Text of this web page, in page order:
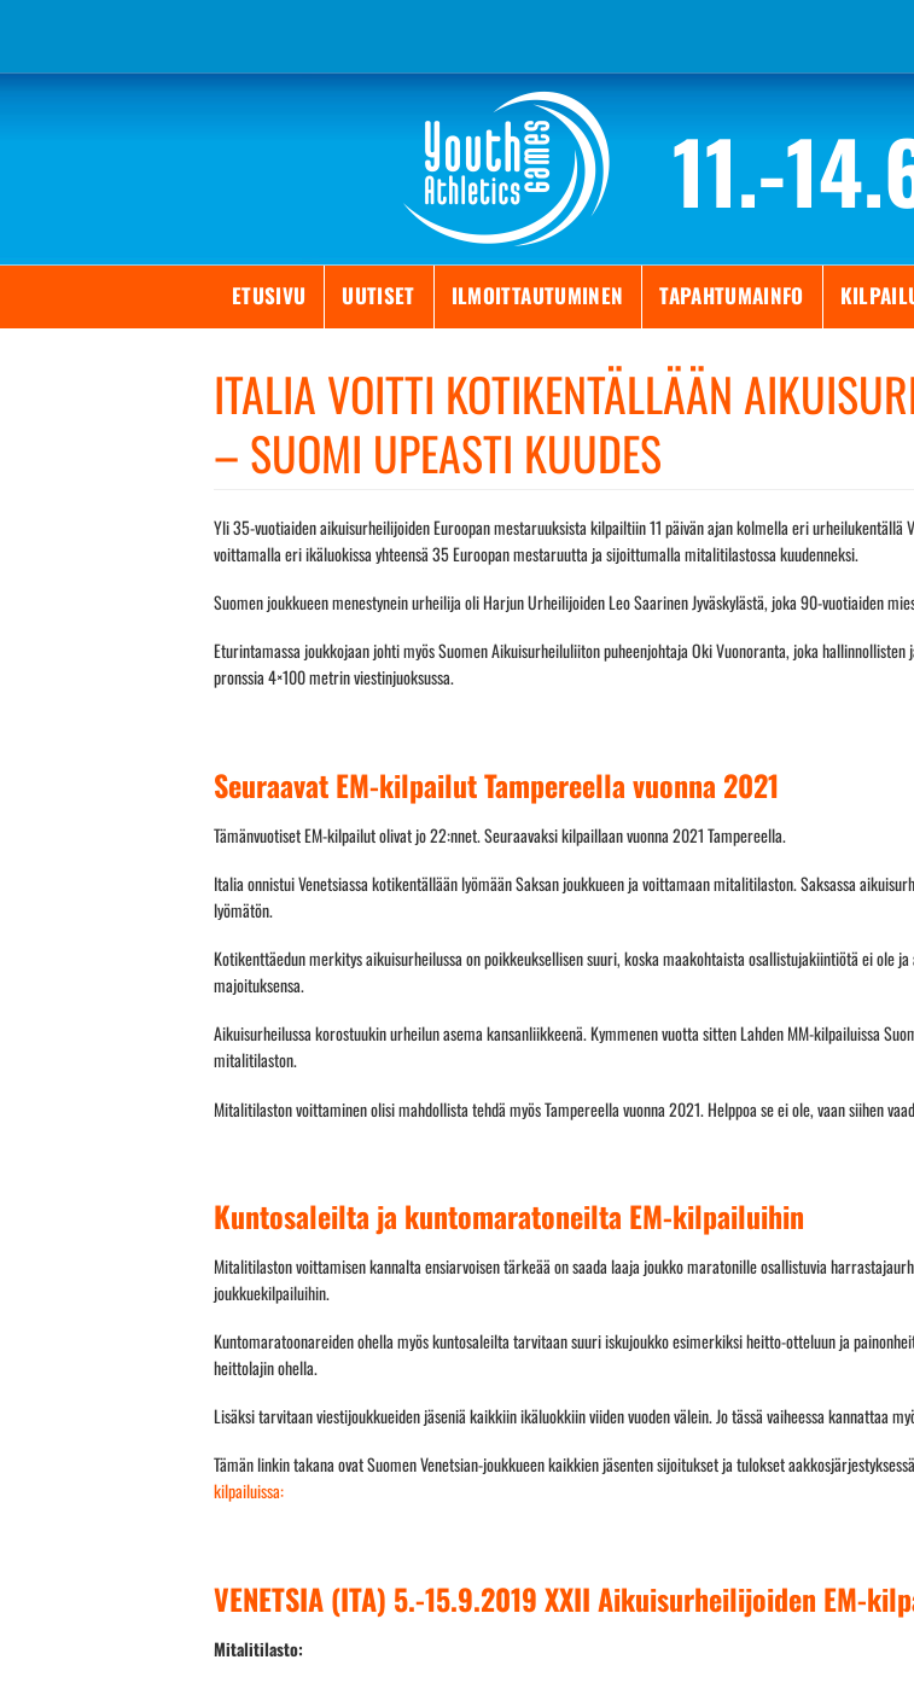
content
11.-
ETUSIVU UUTISET ILMOITTAUTUMINEN TAPAHTUMAINFO
ITALIA VOITTI KOTIKENTÄLLÄÄN
– SUOMI UPEASTI KUUDES
Yli 35-vuotiaiden aikuisurheilijoiden Euroopan mestaruuksista kilpailtiin 11 päivän ajan kolmella eri urheilukentällä
voittamalla eri ikäluokissa yhteensä 35 Euroopan mestaruutta ja sijoittumalla mitalitilastossa kuudenneksi.
Suomen joukkueen menestynein urheilija oli Harjun Urheilijoiden Leo Saarinen Jyväskylästä, joka 90-vuotiaiden
Eturintamassa joukkojaan johti myös Suomen Aikuisurheiluliiton puheenjohtaja Oki Vuonoranta, joka
pronssia 4×100 metrin viestinjuoksussa.
Seuraavat EM-kilpailut Tampereella vuonna 2021
Tämänvuotiset EM-kilpailut olivat jo 22:nnet. Seuraavaksi kilpaillaan vuonna 2021 Tampereella.
Italia onnistui Venetsiassa kotikentällään lyömään Saksan joukkueen ja voittamaan mitalitilaston. Saksassa
lyömätön.
Kotikenttäedun merkitys aikuisurheilussa on poikkeuksellisen suuri, koska maakohtaista osallistujakiintiötä ei ole
majoituksensa.
Aikuisurheilussa korostuukin urheilun asema kansanliikkeenä. Kymmenen vuotta sitten Lahden MM-kilpailuissa
mitalitilaston.
Mitalitilaston voittaminen olisi mahdollista tehdä myös Tampereella vuonna 2021. Helppoa se ei ole, vaan siihen
Kuntosaleilta ja kuntomaratoneilta EM-kilpailuihin
Mitalitilaston voittamisen kannalta ensiarvoisen tärkeää on saada laaja joukko maratonille osallistuvia
joukkuekilpailuihin.
Kuntomaratoonareiden ohella myös kuntosaleilta tarvitaan suuri iskujoukko esimerkiksi heitto-otteluun ja
heittolajin ohella.
Lisäksi tarvitaan viestijoukkueiden jäseniä kaikkiin ikäluokkiin viiden vuoden välein. Jo tässä vaiheessa kannattaa
Tämän linkin takana ovat Suomen Venetsian-joukkueen kaikkien jäsenten sijoitukset ja tulokset
kilpailuissa:
VENETSIA (ITA) 5.-15.9.2019 XXII Aikuisurheilijoiden EM-
Mitalitilasto: